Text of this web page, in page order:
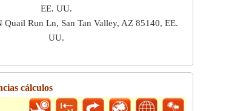
EE. UU.
Run Ln, San Tan Valley, AZ 85140, EE.
UU.
cálculos